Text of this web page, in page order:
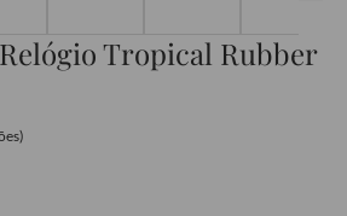
Tropical Rubber